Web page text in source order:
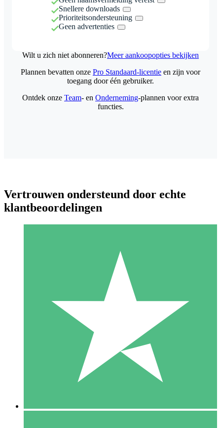
Snellere downloads
Prioriteitsondersteuning
Geen advertenties
Wilt u zich niet abonneren?Meer aankoopopties bekijken
Individuele Creditpakketten
Betaal per gebruik met downloadtegoeden. Geen maandelijkse
1000
Plannen bevatten onze Pro Standaard-licentie en zijn voor
toegang door één gebruiker.
Ontdek onze Team- en Onderneming-plannen voor extra
functies.
Vertrouwen ondersteund door echte
klantbeoordelingen